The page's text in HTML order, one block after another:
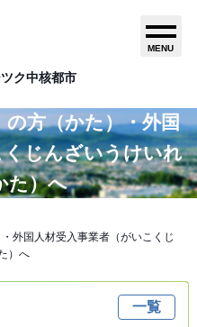
ク中核都市
MENU
方（かた）・外国
くじんざいうけいれ
た）へ
外国人材受入事業者（がいこくじ
）へ
一覧